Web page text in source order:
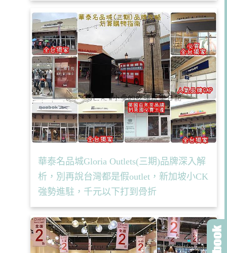
華泰名品城Gloria Outlets(三期)品牌深入解
析，別再說台灣都是假outlet，新加坡小CK
強勢進駐，千元以下打到骨折